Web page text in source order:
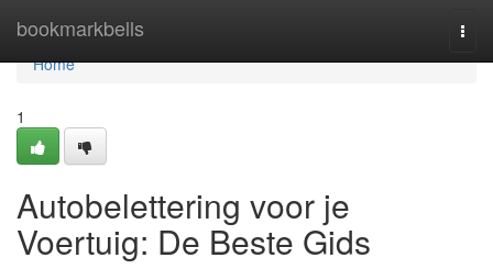
bookmarkbells
Home
Home
1
Autobelettering voor je
Voertuig: De Beste Gids